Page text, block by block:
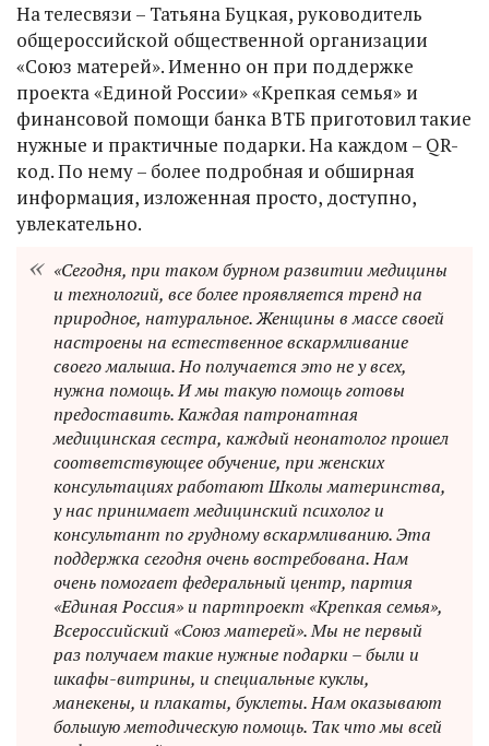
На телесвязи – Татьяна Буцкая, руководитель
общероссийской общественной организации
«Союз матерей». Именно он при поддержке
проекта «Единой России» «Крепкая семья» и
финансовой помощи банка ВТБ приготовил такие
нужные и практичные подарки. На каждом – QR-
код. По нему – более подробная и обширная
информация, изложенная просто, доступно,
увлекательно.
«Сегодня, при таком бурном развитии медицины
и технологий, все более проявляется тренд на
природное, натуральное. Женщины в массе своей
настроены на естественное вскармливание
своего малыша. Но получается это не у всех,
нужна помощь. И мы такую помощь готовы
предоставить. Каждая патронатная
медицинская сестра, каждый неонатолог прошел
соответствующее обучение, при женских
консультациях работают Школы материнства,
у нас принимает медицинский психолог и
консультант по грудному вскармливанию. Эта
поддержка сегодня очень востребована. Нам
очень помогает федеральный центр, партия
«Единая Россия» и партпроект «Крепкая семья»,
Всероссийский «Союз матерей». Мы не первый
раз получаем такие нужные подарки – были и
шкафы-витрины, и специальные куклы,
манекены, и плакаты, буклеты. Нам оказывают
большую методическую помощь. Так что мы всей